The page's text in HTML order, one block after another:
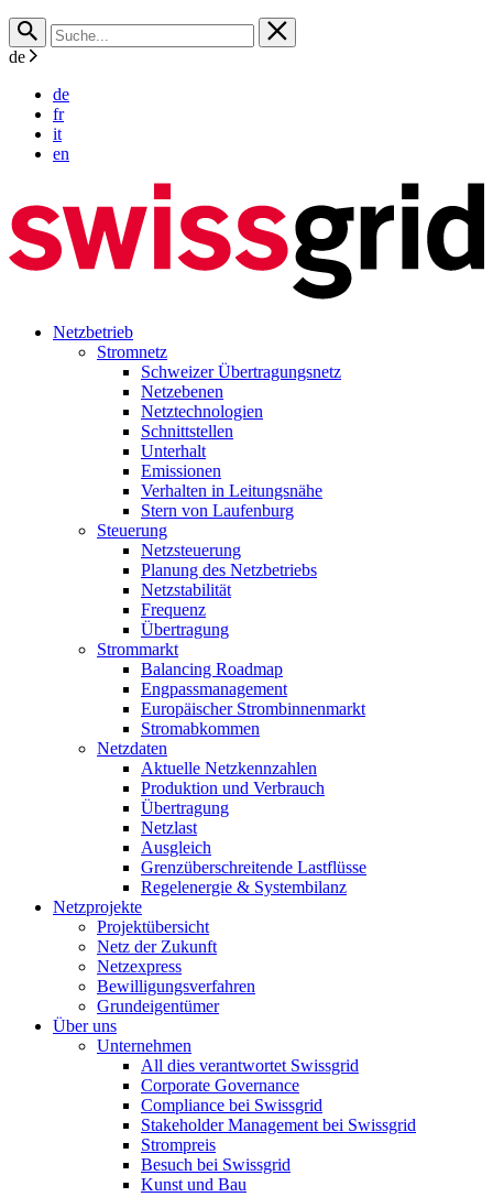
de
de
fr
it
en
Netzbetrieb
Stromnetz
Schweizer Übertragungsnetz
Netzebenen
Netztechnologien
Schnittstellen
Unterhalt
Emissionen
Verhalten in Leitungsnähe
Stern von Laufenburg
Steuerung
Netzsteuerung
Planung des Netzbetriebs
Netzstabilität
Frequenz
Übertragung
Strommarkt
Balancing Roadmap
Engpassmanagement
Europäischer Strombinnenmarkt
Stromabkommen
Netzdaten
Aktuelle Netzkennzahlen
Produktion und Verbrauch
Übertragung
Netzlast
Ausgleich
Grenzüberschreitende Lastflüsse
Regelenergie & Systembilanz
Netzprojekte
Projektübersicht
Netz der Zukunft
Netzexpress
Bewilligungsverfahren
Grundeigentümer
Über uns
Unternehmen
All dies verantwortet Swissgrid
Corporate Governance
Compliance bei Swissgrid
Stakeholder Management bei Swissgrid
Strompreis
Besuch bei Swissgrid
Kunst und Bau